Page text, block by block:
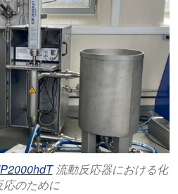
流動反応器における化
応のために